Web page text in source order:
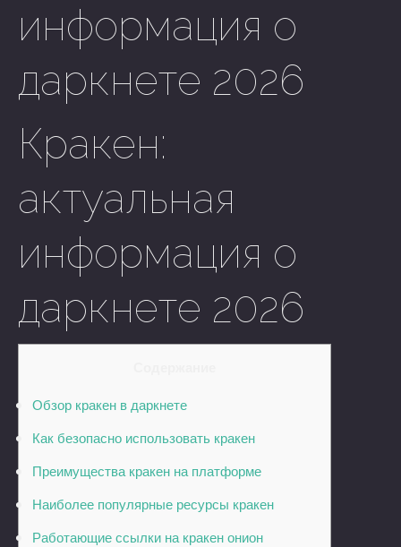
информация о
даркнете 2026
Кракен:
актуальная
информация о
даркнете 2026
Обзор кракен в даркнете
Как безопасно использовать кракен
Преимущества кракен на платформе
Наиболее популярные ресурсы кракен
Работающие ссылки на кракен онион